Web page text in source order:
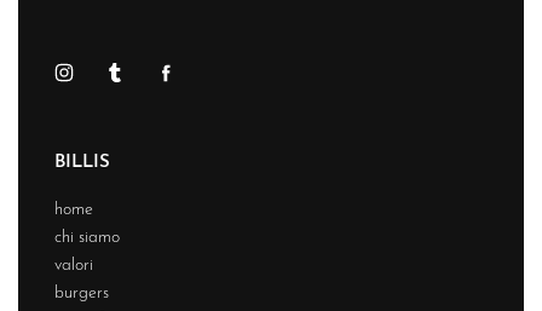
BILLIS
home
chi siamo
valori
burgers